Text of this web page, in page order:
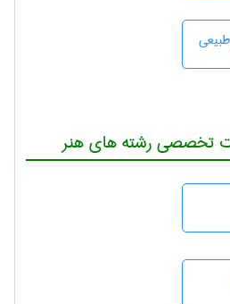
تخصصی رشته های هنر